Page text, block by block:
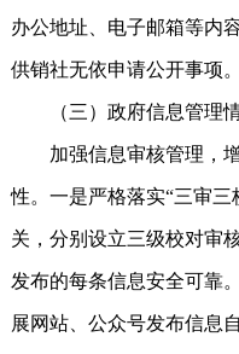
办公地址、电子邮箱等内
供销社无依申请公开事项。
（三）政府信息管理
加强信息审核管理，增
性。一是严格落实“三审
关，分别设立三级校对审
发布的每条信息安全可靠
展网站、公众号发布信息